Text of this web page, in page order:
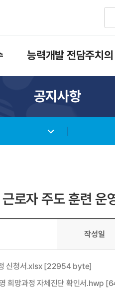
능력개발 전담주치의
공지사항
로자 주도 훈련 운
작성일
신청서.xlsx [22954 byte]
희망과정 자체진단 확인서.hwp